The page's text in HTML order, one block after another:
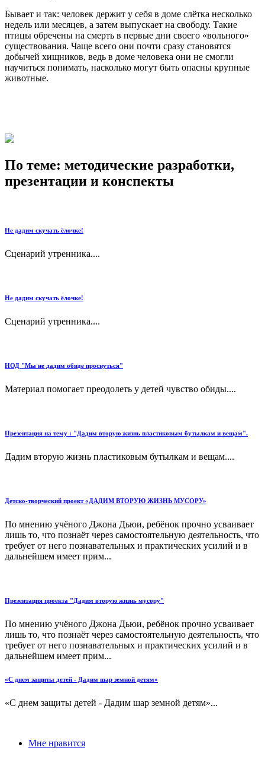
Бывает и так: человек держит у себя в доме слётка несколько
недель или месяцев, а затем выпускает на свободу. Такие
птицы обречены на смерть в первые дни своего «вольного»
существования. Чаще всего они почти сразу становятся
добычей хищников, ведь в доме человека они не смогли
научиться понимать, насколько могут быть опасны крупные
животные.
По теме: методические разработки,
презентации и конспекты
Не дадим скучать ёлочке!
Сценарий утренника....
Не дадим скучать ёлочке!
Сценарий утренника....
НОД "Мы не дадим обиде проснуться"
Материал помогает преодолеть у детей чувство обиды....
Презентация на тему : "Дадим вторую жизнь пластиковым бутылкам и вещам".
Дадим вторую жизнь пластиковым бутылкам и вещам....
Детско-творческий проект «ДАДИМ ВТОРУЮ ЖИЗНЬ МУСОРУ»
По мнению учёного Джона Дьюи, ребёнок прочно усваивает
лишь то, что познаёт через самостоятельную деятельность, что
требует от него познавательных и практических усилий и в
дальнейшем имеет прим...
Презентация проекта "Дадим вторую жизнь мусору"
По мнению учёного Джона Дьюи, ребёнок прочно усваивает
лишь то, что познаёт через самостоятельную деятельность, что
требует от него познавательных и практических усилий и в
дальнейшем имеет прим...
«С днем защиты детей - Дадим шар земной детям»
«С днем защиты детей - Дадим шар земной детям»...
Мне нравится